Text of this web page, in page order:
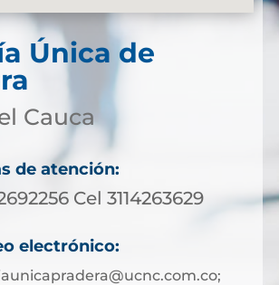
Única de
Cauca
de atención:
Cel 3114263629
electrónico: